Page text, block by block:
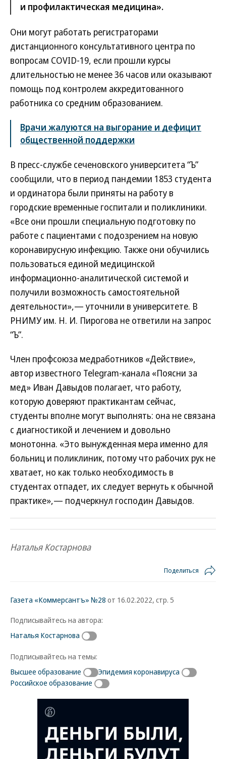
и профилактическая медицина».
Они могут работать регистраторами
дистанционного консультативного центра по
вопросам COVID-19, если прошли курсы
длительностью не менее 36 часов или оказывают
помощь под контролем аккредитованного
работника со средним образованием.
Врачи жалуются на выгорание и дефицит
общественной поддержки
В пресс-службе сеченовского университета “Ъ”
сообщили, что в период пандемии 1853 студента
и ординатора были приняты на работу в
городские временные госпитали и поликлиники.
«Все они прошли специальную подготовку по
работе с пациентами с подозрением на новую
коронавирусную инфекцию. Также они обучились
пользоваться единой медицинской
информационно-аналитической системой и
получили возможность самостоятельной
деятельности»,— уточнили в университете. В
РНИМУ им. Н. И. Пирогова не ответили на запрос
“Ъ”.
Член профсоюза медработников «Действие»,
автор известного Telegram-канала «Поясни за
мед» Иван Давыдов полагает, что работу,
которую доверяют практикантам сейчас,
студенты вполне могут выполнять: она не связана
с диагностикой и лечением и довольно
монотонна. «Это вынужденная мера именно для
больниц и поликлиник, потому что рабочих рук не
хватает, но как только необходимость в
студентах отпадет, их следует вернуть к обычной
практике»,— подчеркнул господин Давыдов.
Наталья Костарнова
Поделиться
Газета «Коммерсантъ» №28 от 16.02.2022, стр. 5
Подписывайтесь на автора:
Наталья Костарнова
Подписывайтесь на темы:
Высшее образование
Эпидемия коронавируса
Российское образование